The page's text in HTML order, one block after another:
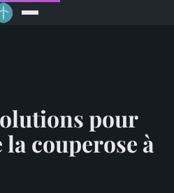
pour
couperose à